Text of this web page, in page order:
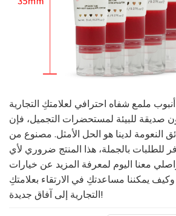
ملمع شفاه احترافي لعلامتكِ التجارية
صديقة للبيئة لمستحضرات التجميل، فإن
النعومة لدينا هو الحل الأمثل. مصنوع من
للطلبات بالجملة، هذا المنتج ضروري لأي
معنا اليوم لمعرفة المزيد عن خيارات
يمكننا مساعدتكِ في الارتقاء بعلامتكِ
التجارية إلى آفاق جديدة!